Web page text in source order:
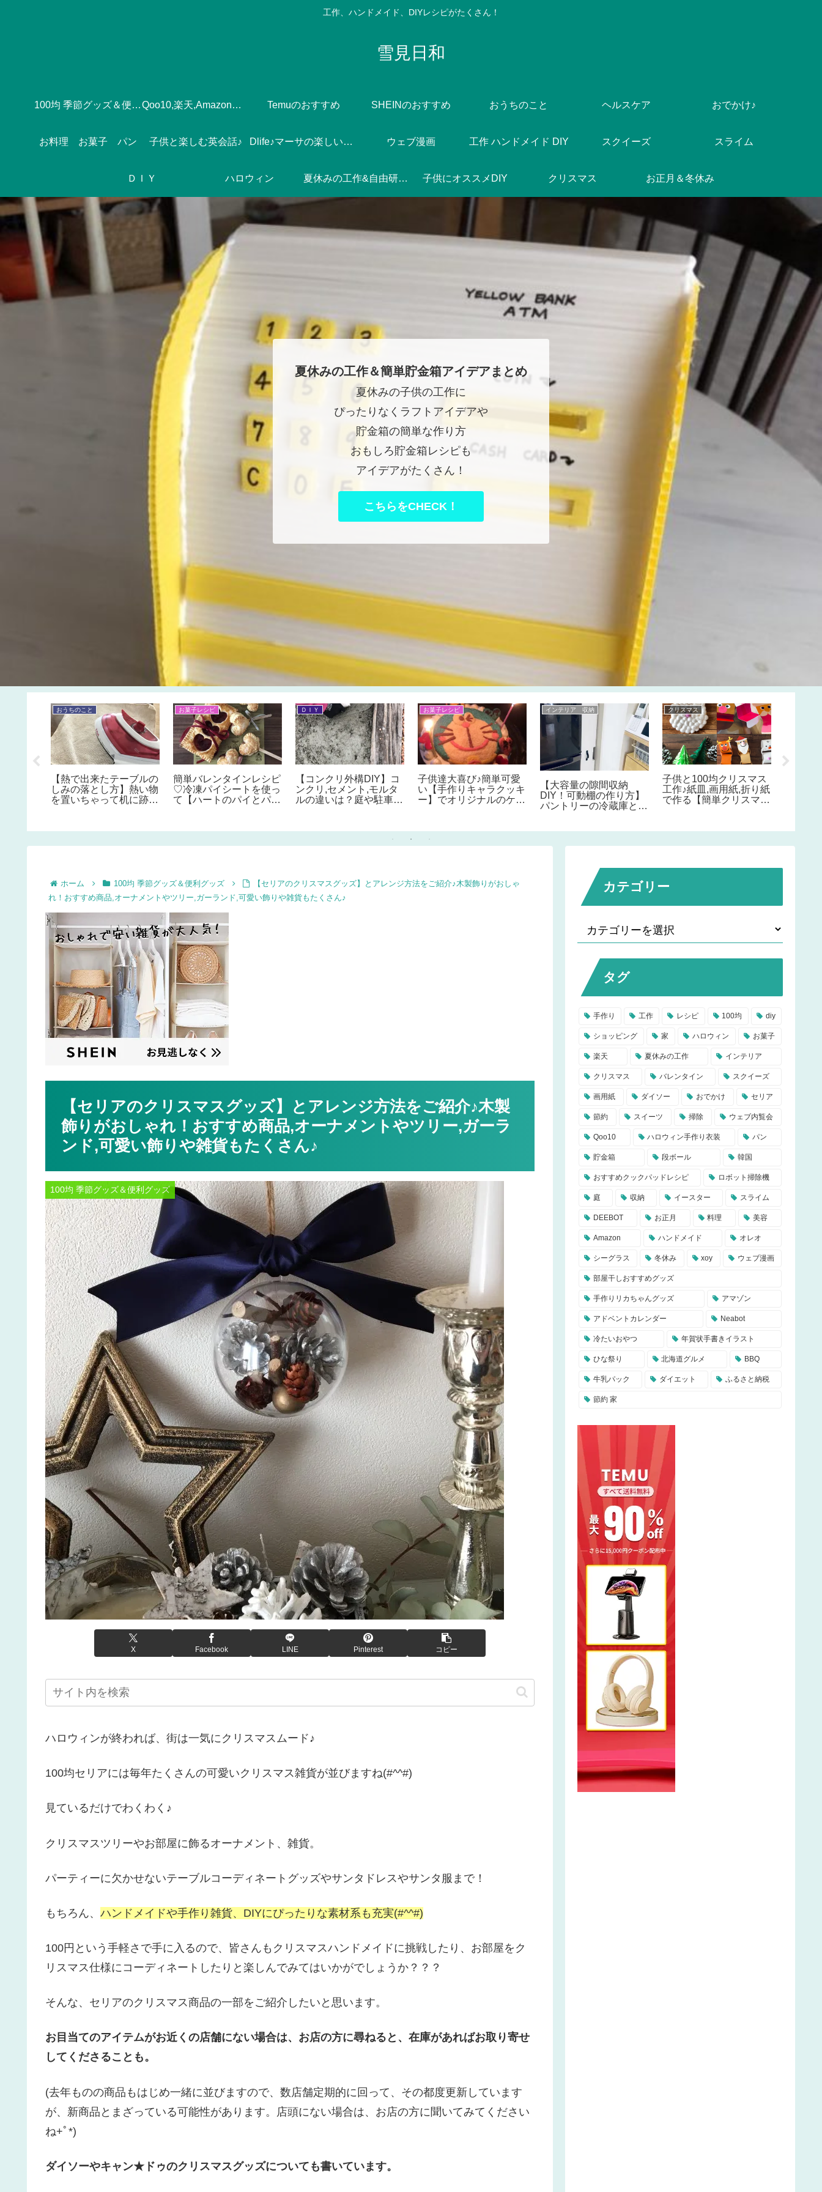
工作、ハンドメイド、DIYレシピがたくさん！
雪見日和
100均 季節グッズ＆便利グッズ Qoo10,楽天,Amazonのおすすめ♪ Temuのおすすめ SHEINのおすすめ おうちのこと ヘルスケア おでかけ♪
お料理 お菓子 パン 子供と楽しむ英会話♪ Dlife♪マーサの楽しい焼き菓子づくり ウェブ漫画 工作 ハンドメイド DIY スクイーズ スライム
ＤＩＹ ハロウィン 夏休みの工作&自由研究♪ 子供にオススメDIY クリスマス お正月＆冬休み
夏休みの工作＆簡単貯金箱アイデアまとめ
夏休みの子供の工作に
ぴったりなくラフトアイデアや
貯金箱の簡単な作り方
おもしろ貯金箱レシピも
アイデアがたくさん！
こちらをCHECK！
おうちのこと
【熱で出来たテーブルの
しみの落とし方】熱い物
を置いちゃって机に跡が
ルなどのシミを消すに
お菓子レシピ
簡単バレンタインレシピ
♡冷凍パイシートを使っ
て【ハートのパイとパイ
可愛いお菓子を手作り♪
ＤＩＹ
【コンクリ外構DIY】コ
ンクリ,セメント,モルタ
ルの違いは？庭や駐車場
料はホームセンターでそ
お菓子レシピ
子供達大喜び♪簡単可愛
い【手作りキャラクッキ
ー】でオリジナルのケー
キの作り方♪
インテリア 収納
【大容量の隙間収納
DIY！可動棚の作り方】
パントリーの冷蔵庫と壁
クリスマス
子供と100均クリスマス
工作♪紙皿,画用紙,折り紙
で作る【簡単クリスマス
フトバック、クリスマス
タルで
ホーム 100均 季節グッズ＆便利グッズ
【セリアのクリスマスグッズ】とアレンジ方法をご紹介♪木製飾りがおしゃ
れ！おすすめ商品,オーナメントやツリー,ガーランド,可愛い飾りや雑貨もたくさん♪
【セリアのクリスマスグッズ】とアレンジ方法をご紹介♪木製
飾りがおしゃれ！おすすめ商品,オーナメントやツリー,ガーラ
ンド,可愛い飾りや雑貨もたくさん♪
100均 季節グッズ＆便利グッズ
X Facebook LINE Pinterest コピー
ハロウィンが終われば、街は一気にクリスマスムード♪
100均セリアには毎年たくさんの可愛いクリスマス雑貨が並びますね(#^^#)
見ているだけでわくわく♪
クリスマスツリーやお部屋に飾るオーナメント、雑貨。
パーティーに欠かせないテーブルコーディネートグッズやサンタドレスやサンタ服まで！
もちろん、 ハンドメイドや手作り雑貨、DIYにぴったりな素材系も充実(#^^#)
100円という手軽さで手に入るので、皆さんもクリスマスハンドメイドに挑戦したり、お部屋をク
リスマス仕様にコーディネートしたりと楽しんでみてはいかがでしょうか？？？
そんな、セリアのクリスマス商品の一部をご紹介したいと思います。
お目当てのアイテムがお近くの店舗にない場合は、お店の方に尋ねると、在庫があればお取り寄せ
してくださることも。
(去年ものの商品もはじめ一緒に並びますので、数店舗定期的に回って、その都度更新しています
が、新商品とまざっている可能性があります。店頭にない場合は、お店の方に聞いてみてください
ね+ﾟ*)
ダイソーやキャン★ドゥのクリスマスグッズについても書いています。
カテゴリー
タグ
手作り 工作 レシピ 100均 diy
ショッピング 家 ハロウィン お菓子
楽天 夏休みの工作 インテリア
クリスマス バレンタイン スクイーズ
画用紙 ダイソー おでかけ セリア
節約 スイーツ 掃除 ウェブ内覧会
Qoo10 ハロウィン手作り衣装 パン
貯金箱 段ボール 韓国
おすすめクックパッドレシピ ロボット掃除機
庭 収納 イースター スライム
DEEBOT お正月 料理 美容
Amazon ハンドメイド オレオ
シーグラス 冬休み xoy ウェブ漫画
部屋干しおすすめグッズ
手作りリカちゃんグッズ アマゾン
アドベントカレンダー Neabot
冷たいおやつ 年賀状手書きイラスト
ひな祭り 北海道グルメ BBQ
牛乳パック ダイエット ふるさと納税
節約 家